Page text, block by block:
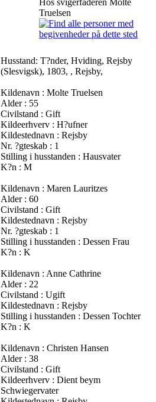
Truelsen
Husstand: T?nder, Hviding, Rejsby
(Slesvigsk), 1803, , Rejsby,
Kildenavn : Molte Truelsen
Alder : 55
Civilstand : Gift
Kildeerhverv : H?ufner
Kildestednavn : Rejsby
Nr. ?gteskab : 1
Stilling i husstanden : Hausvater
K?n : M
Kildenavn : Maren Lauritzes
Alder : 60
Civilstand : Gift
Kildestednavn : Rejsby
Nr. ?gteskab : 1
Stilling i husstanden : Dessen Frau
K?n : K
Kildenavn : Anne Cathrine
Alder : 22
Civilstand : Ugift
Kildestednavn : Rejsby
Stilling i husstanden : Dessen Tochter
K?n : K
Kildenavn : Christen Hansen
Alder : 38
Civilstand : Gift
Kildeerhverv : Dient beym
Schwiegervater